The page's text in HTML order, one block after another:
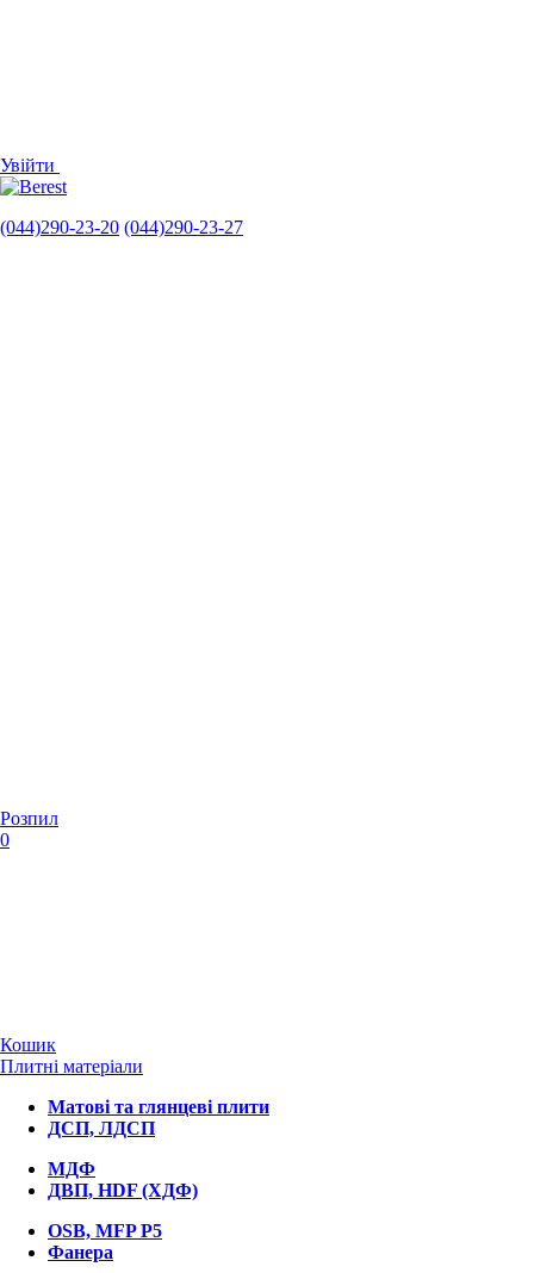
Увійти
(044)290-23-20 (044)290-23-27
Розпил
0
Кошик
Плитні матеріали
Матові та глянцеві плити
ДСП, ЛДСП
МДФ
ДВП, HDF (ХДФ)
OSB, MFP P5
Фанера